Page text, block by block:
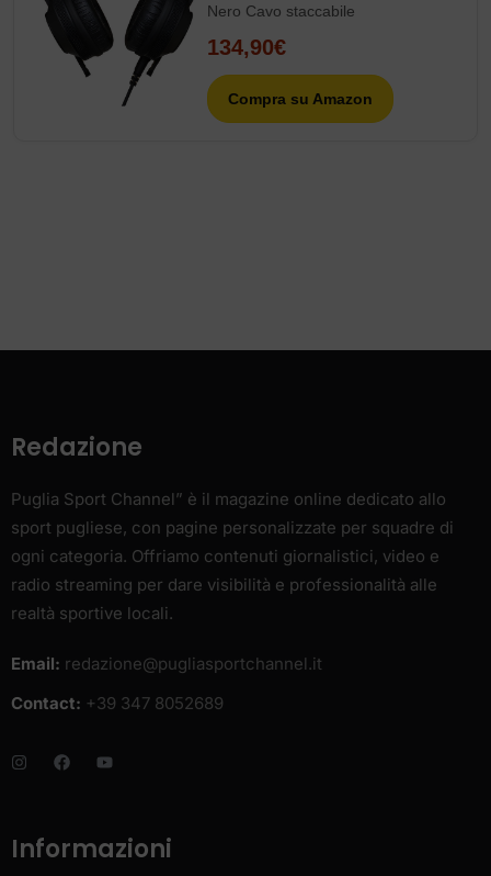
Nero Cavo staccabile
134,90€
Compra su Amazon
Redazione
Puglia Sport Channel” è il magazine online dedicato allo
sport pugliese, con pagine personalizzate per squadre di
ogni categoria. Offriamo contenuti giornalistici, video e
radio streaming per dare visibilità e professionalità alle
realtà sportive locali.
Email: redazione@pugliasportchannel.it
Contact: +39 347 8052689
Informazioni